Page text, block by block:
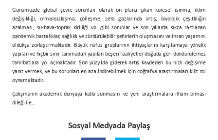
Günümüzde global çevre sorunları olarak ön plana çıkan küresel ısınma, iklim
değişikliği, ormansızlaşma, çölleşme, sera gazlarında artış, biyolojik çeşitliliğin
azalması, su-hava-toprak kirliliği vb. gibi sorunlar ve son yıllarda sıkça rastlanan
pandemik hastalıklar, sağlıklı ve sürdürülebilir şehirlerin oluşmasını ve insan yaşamını
oldukça zorlaştırmaktadır. Büyük nüfus gruplarının ihtiyaçlarını karşılamaya yönelik
yapılan ve hiçbir sınır tanımadan yapılan beşeri faaliyetler doğada geri döndürülemez
tahribatlara yol açmaktadır. Son yüzyılda giderek artış kaydeden bu hızlı değişime
yanıt vermek, ve bu sorunları en aza indirebilmek için coğrafya araştırmaları kilit rol
oynamaktadır.
Çalışmanın akademik dünyaya katkı sunmasını ve yeni araştırmalara ilham olması
dileği ile...
Sosyal Medyada Paylaş